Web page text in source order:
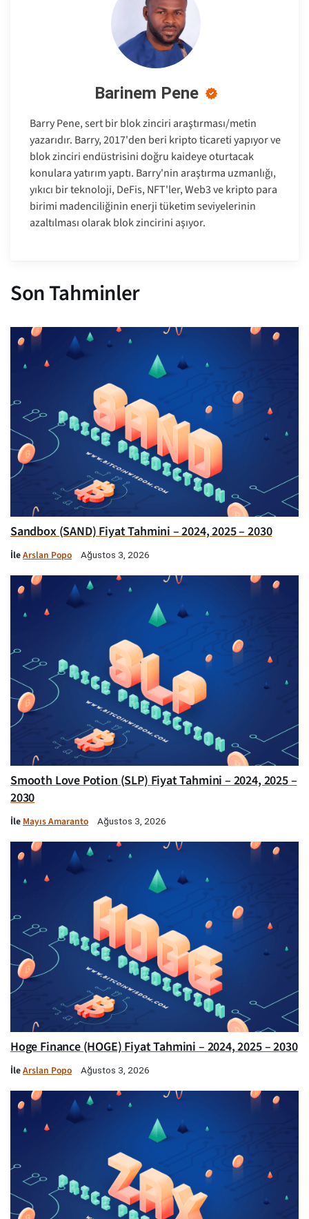
Barinem Pene
Barry Pene, sert bir blok zinciri araştırması/metin
yazarıdır. Barry, 2017'den beri kripto ticareti yapıyor ve
blok zinciri endüstrisini doğru kaideye oturtacak
konulara yatırım yaptı. Barry'nin araştırma uzmanlığı,
yıkıcı bir teknoloji, DeFis, NFT'ler, Web3 ve kripto para
birimi madenciliğinin enerji tüketim seviyelerinin
azaltılması olarak blok zincirini aşıyor.
Son Tahminler
Sandbox (SAND) Fiyat Tahmini – 2024, 2025 – 2030
İleArslan Popo Ağustos 3, 2026
Smooth Love Potion (SLP) Fiyat Tahmini – 2024, 2025 –
2030
İle Mayıs Amaranto Ağustos 3, 2026
Hoge Finance (HOGE) Fiyat Tahmini – 2024, 2025 – 2030
İleArslan Popo Ağustos 3, 2026